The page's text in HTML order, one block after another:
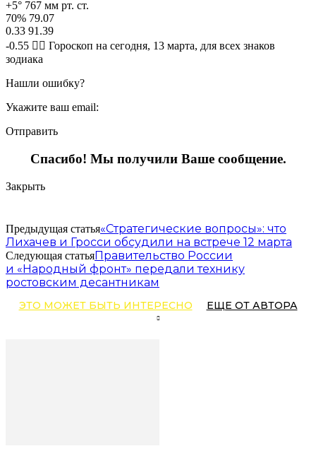
+5° 767 мм рт. ст.
70% 79.07
0.33 91.39
-0.55 🧙‍♀ Гороскоп на сегодня, 13 марта, для всех знаков
зодиака
Нашли ошибку?
Укажите ваш email:
Отправить
Спасибо! Мы получили Ваше сообщение.
Закрыть
Предыдущая статья«Стратегические вопросы»: что
Лихачев и Гросси обсудили на встрече 12 марта
Следующая статьяПравительство России
и «Народный фронт» передали технику
ростовским десантникам
ЭТО МОЖЕТ БЫТЬ ИНТЕРЕСНО ЕЩЕ ОТ АВТОРА